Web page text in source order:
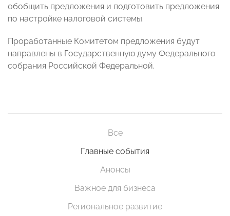
обобщить предложения и подготовить предложения
по настройке налоговой системы.
Проработанные Комитетом предложения будут
направлены в Государственную думу Федерального
собрания Российской Федеральной.
Все
Главные события
Анонсы
Важное для бизнеса
Региональное развитие